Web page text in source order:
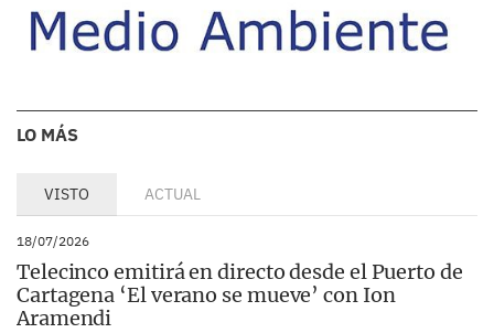
LO MÁS
VISTO ACTUAL
18/07/2026
Telecinco emitirá en directo desde el Puerto de
Cartagena ‘El verano se mueve’ con Ion
Aramendi